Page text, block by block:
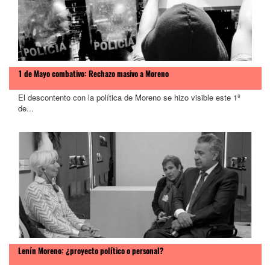
1 de Mayo combativo: Rechazo masivo a Moreno
El descontento con la política de Moreno se hizo visible este 1º
de...
Lenín Moreno: ¿proyecto político o personal?